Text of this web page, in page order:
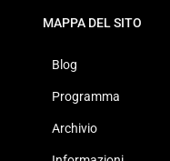
MAPPA DEL SITO
Blog
Programma
Archivio